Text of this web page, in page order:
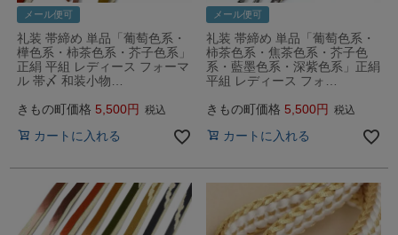
メール便可
礼装 帯締め 単品「葡萄色系・
樺色系・柿茶色系・芥子色系」
正絹 平組 レディース フォーマ
ル 帯〆 和装小物…
きもの町価格 5,500 税込
カートに入れる
メール便可
礼装 帯締め 単品「葡萄色系・
柿茶色系・焦茶色系・芥子色
系・藍墨色系・深紫色系」正絹
平組 レディース フォ…
きもの町価格 5,500 税込
カートに入れる